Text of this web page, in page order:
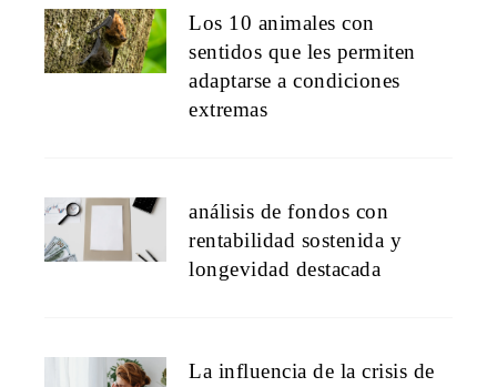
Los 10 animales con
sentidos que les permiten
adaptarse a condiciones
extremas
análisis de fondos con
rentabilidad sostenida y
longevidad destacada
La influencia de la crisis de